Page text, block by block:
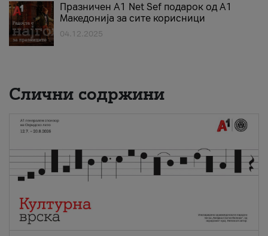
Празничен A1 Net Sеf подарок од А1
Македонија за сите корисници
04.12.2025
Слични содржини